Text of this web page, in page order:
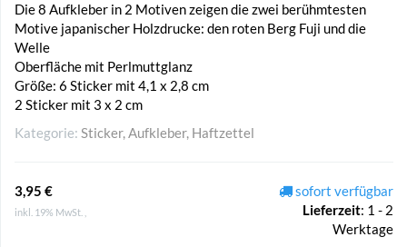
Die 8 Aufkleber in 2 Motiven zeigen die zwei berühmtesten
Motive japanischer Holzdrucke: den roten Berg Fuji und die
Welle
Oberfläche mit Perlmuttglanz
Größe: 6 Sticker mit 4,1 x 2,8 cm
2 Sticker mit 3 x 2 cm
Kategorie: Sticker, Aufkleber, Haftzettel
3,95 €
inkl. 19% MwSt. ,
sofort verfügbar
Lieferzeit: 1 - 2
Werktage